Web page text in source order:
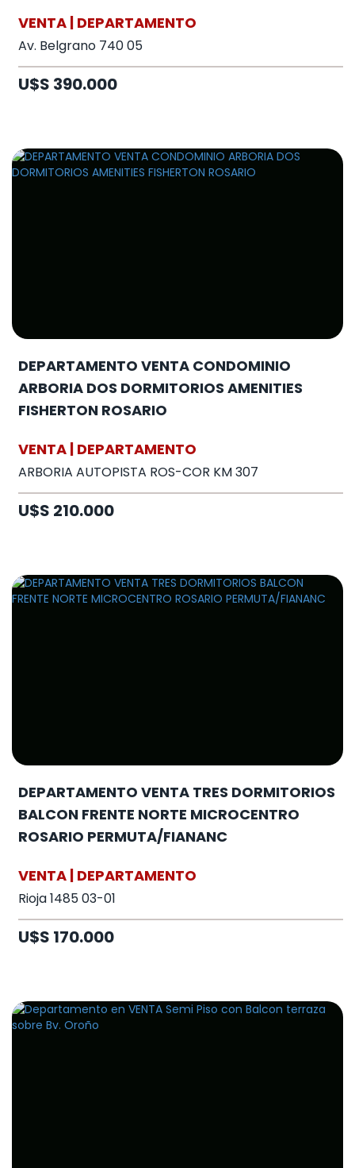
VENTA | DEPARTAMENTO
Av. Belgrano 740 05
U$S 390.000
DEPARTAMENTO VENTA CONDOMINIO
ARBORIA DOS DORMITORIOS AMENITIES
FISHERTON ROSARIO
VENTA | DEPARTAMENTO
ARBORIA AUTOPISTA ROS-COR KM 307
U$S 210.000
DEPARTAMENTO VENTA TRES DORMITORIOS
BALCON FRENTE NORTE MICROCENTRO
ROSARIO PERMUTA/FIANANC
VENTA | DEPARTAMENTO
Rioja 1485 03-01
U$S 170.000